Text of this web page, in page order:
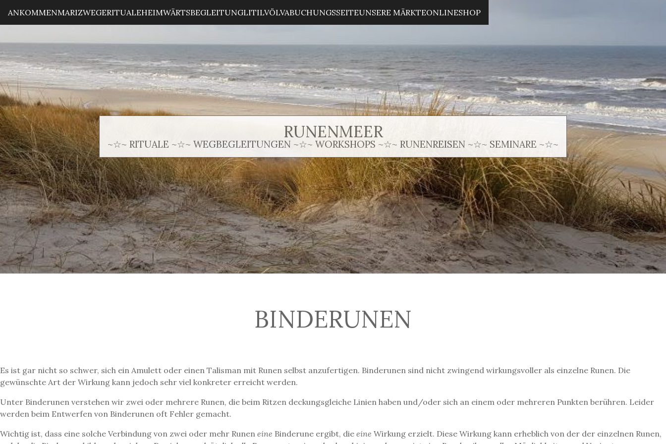
ANKOMMENMARIZWEGERITUALEHEIMWÄRTSBEGLEITUNGLITILVÖLVABUCHUNGSSEITEUNSERE MÄRKTEONLINESHOP
RUNENMEER
~☆~ RITUALE ~☆~ WEGBEGLEITUNGEN ~☆~ WORKSHOPS ~☆~ RUNENREISEN ~☆~ SEMINARE ~☆~
BINDERUNEN
Es ist gar nicht so schwer, sich ein Amulett oder einen Talisman mit Runen selbst anzufertigen. Binderunen sind nicht zwingend wirkungsvoller als einzelne Runen. Die
gewünschte Art der Wirkung kann jedoch sehr viel konkreter erreicht werden.
Unter Binderunen verstehen wir zwei oder mehrere Runen, die beim Ritzen deckungsgleiche Linien haben und/oder sich an einem oder mehreren Punkten berühren. Leider
werden beim Entwerfen von Binderunen oft Fehler gemacht.
Wichtig ist, dass eine solche Verbindung von zwei oder mehr Runen eine Binderune ergibt, die eine Wirkung erzielt. Diese Wirkung kann erheblich von der der einzelnen Runen,